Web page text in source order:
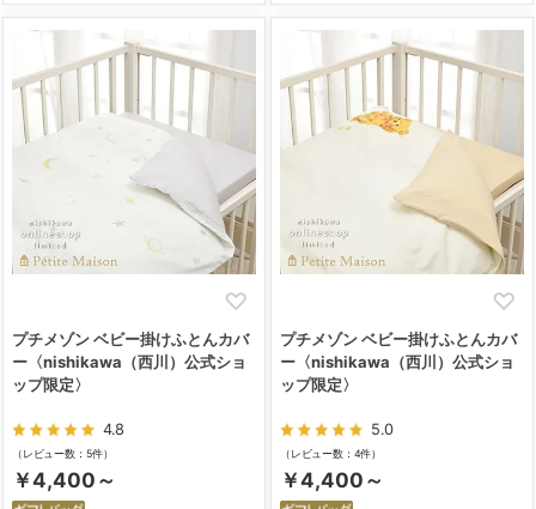
プチメゾン ベビー掛けふとんカバ
ー〈nishikawa（西川）公式ショ
ップ限定〉
4.8
（レビュー数：5件）
￥4,400～
プチメゾン ベビー掛けふとんカバ
ー〈nishikawa（西川）公式ショ
ップ限定〉
5.0
（レビュー数：4件）
￥4,400～